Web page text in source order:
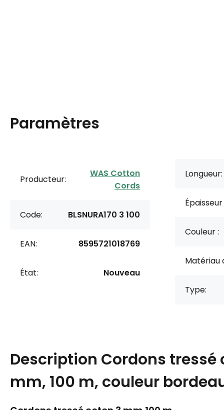
Paramètres
Producteur:
WAS Cotton
Cords
Code: BLSNURA170 3 100
EAN: 8595721018769
État: Nouveau
Longueur:
Couleur :
Matériau
Type:
Description Cordons tressé
mm, 100 m, couleur